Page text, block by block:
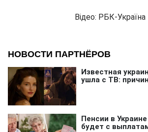
Відео: РБК-Україна